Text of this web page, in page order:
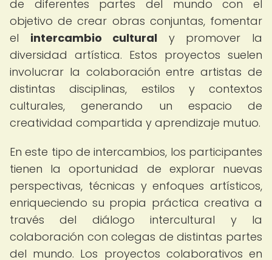
de diferentes partes del mundo con el
objetivo de crear obras conjuntas, fomentar
el intercambio cultural y promover la
diversidad artística. Estos proyectos suelen
involucrar la colaboración entre artistas de
distintas disciplinas, estilos y contextos
culturales, generando un espacio de
creatividad compartida y aprendizaje mutuo.
En este tipo de intercambios, los participantes
tienen la oportunidad de explorar nuevas
perspectivas, técnicas y enfoques artísticos,
enriqueciendo su propia práctica creativa a
través del diálogo intercultural y la
colaboración con colegas de distintas partes
del mundo. Los proyectos colaborativos en